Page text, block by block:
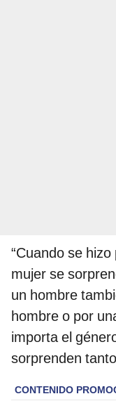
“Cuando se
mujer se
un hombre
hombre o por
importa el
sorprenden